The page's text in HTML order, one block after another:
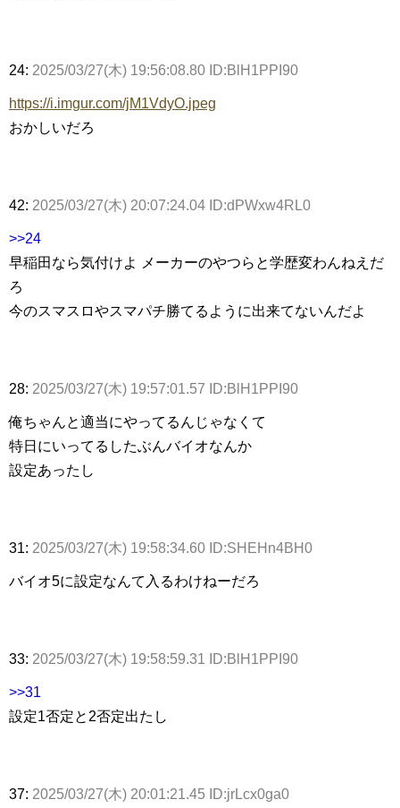
24: 2025/03/27(木) 19:56:08.80 ID:BlH1PPI90
https://i.imgur.com/jM1VdyO.jpeg
おかしいだろ
42: 2025/03/27(木) 20:07:24.04 ID:dPWxw4RL0
>>24
早稲田なら気付けよ メーカーのやつらと学歴変わんねえだ
ろ
今のスマスロやスマパチ勝てるように出来てないんだよ
28: 2025/03/27(木) 19:57:01.57 ID:BlH1PPI90
俺ちゃんと適当にやってるんじゃなくて
特日にいってるしたぶんバイオなんか
設定あったし
31: 2025/03/27(木) 19:58:34.60 ID:SHEHn4BH0
バイオ5に設定なんて入るわけねーだろ
33: 2025/03/27(木) 19:58:59.31 ID:BlH1PPI90
>>31
設定1否定と2否定出たし
37: 2025/03/27(木) 20:01:21.45 ID:jrLcx0ga0